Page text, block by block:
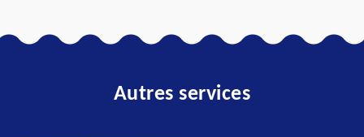
Autres services